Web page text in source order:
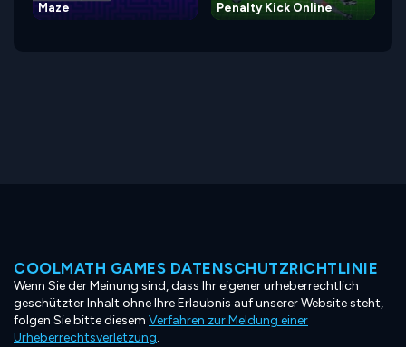
Maze Penalty Kick Online
COOLMATH GAMES DATENSCHUTZRICHTLINIE
Wenn Sie der Meinung sind, dass Ihr eigener urheberrechtlich
geschützter Inhalt ohne Ihre Erlaubnis auf unserer Website steht,
folgen Sie bitte diesem Verfahren zur Meldung einer
Urheberrechtsverletzung.